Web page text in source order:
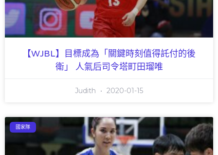
【WJBL】目標成為「關鍵時刻值得託付的後
衛」 人氣后司令塔町田瑠唯
Judith 2020-01-15
國家隊